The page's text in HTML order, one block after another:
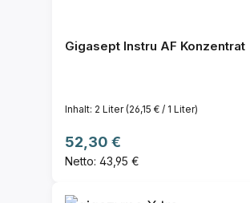
Gigasept Instru AF Konzentrat
Inhalt: 2 Liter(26,15 € / 1 Liter)
Regulärer Preis:
52,30 €
Netto: 43,95 €